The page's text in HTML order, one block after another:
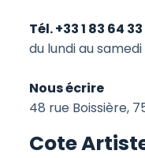
Tél. +33 1 83 64
du lundi au
Nous écrire
48 rue Boissière,
Cote